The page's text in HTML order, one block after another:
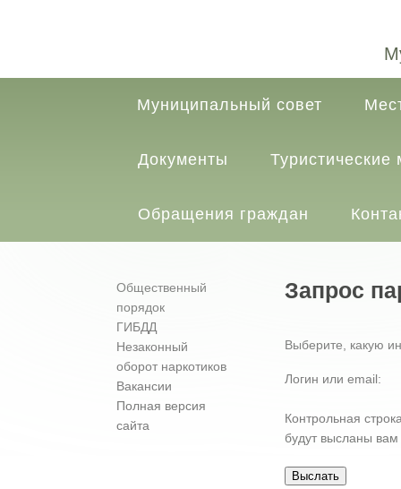
Муниципальный совет
Документы
Обращения граждан
Общественный
порядок
ГИБДД
Незаконный
оборот наркотиков
Вакансии
Полная версия
сайта
Запрос
Выберите, какую
Логин или email:
Контрольная
будут высланы